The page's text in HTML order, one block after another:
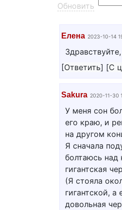
Обновить
Елена 2023-10-14
[Ответить] [С
Sakura 2020-11-30
У меня сон
его краю, и
на другом
Я сначала
болтаюсь над
гигантская
(Я стояла
гигантской,
довольная